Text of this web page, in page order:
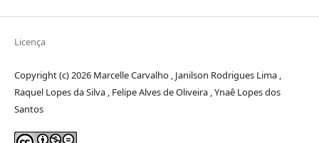
Licença
Copyright (c) 2026 Marcelle Carvalho , Janilson Rodrigues Lima ,
Raquel Lopes da Silva , Felipe Alves de Oliveira , Ynaê Lopes dos
Santos